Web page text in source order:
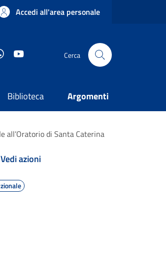
Accedi all'area personale
WhatsApp Cerca
Biblioteca Argomenti
all’Oratorio di Santa Caterina
Vedi azioni